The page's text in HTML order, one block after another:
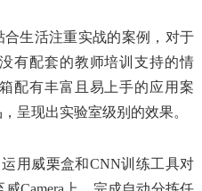
生活注重实战的案例，对于
有配套的教师培训支持的情
配有丰富且易上手的应用案
呈现出实验室级别的效果。
用威栗盒和CNN训练工具对